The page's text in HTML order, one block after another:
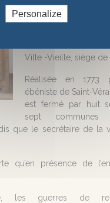
organisée par les
locales, cette
contenait les
se trouve
Ville -Vieille, siège de
Réalisée en 1773
ébéniste de Saint-
est fermé par huit
sept communes
que le secrétaire de la
qu’en présence de
les guerres de
Personalize